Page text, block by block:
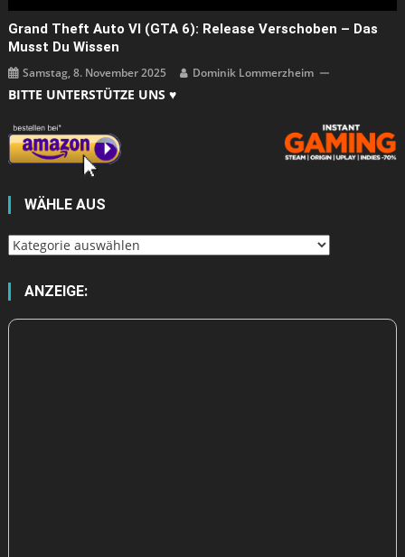
Grand Theft Auto VI (GTA 6): Release Verschoben – Das
Musst Du Wissen
Samstag, 8. November 2025 Dominik Lommerzheim
BITTE UNTERSTÜTZE UNS ♥
WÄHLE AUS
Wähle
ANZEIGE: